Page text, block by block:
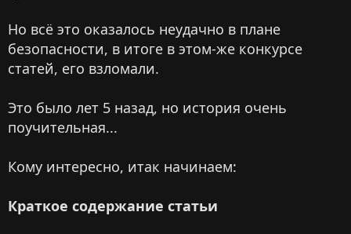
а
ц
и
d
e
Но всё это оказалось неудачно в плане
безопасности, в итоге в этом-же конкурсе
статей, его взломали.
Это было лет 5 назад, но история очень
поучительная...
Кому интересно, итак начинаем:
Краткое содержание статьи